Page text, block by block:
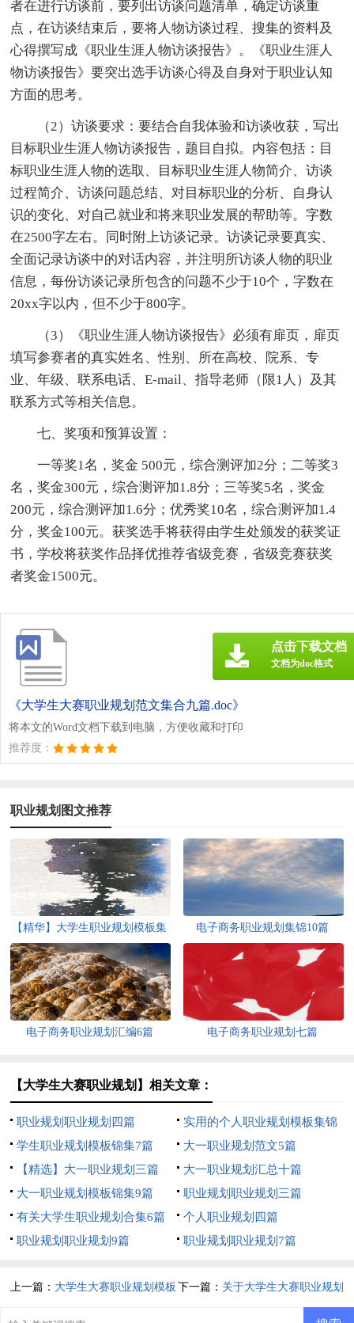
者在进行访谈前，要列出访谈问题清单，确定访谈重
点，在访谈结束后，要将人物访谈过程、搜集的资料及
心得撰写成《职业生涯人物访谈报告》。《职业生涯人
物访谈报告》要突出选手访谈心得及自身对于职业认知
方面的思考。
（2）访谈要求：要结合自我体验和访谈收获，写出
目标职业生涯人物访谈报告，题目自拟。内容包括：目
标职业生涯人物的选取、目标职业生涯人物简介、访谈
过程简介、访谈问题总结、对目标职业的分析、自身认
识的变化、对自己就业和将来职业发展的帮助等。字数
在2500字左右。同时附上访谈记录。访谈记录要真实、
全面记录访谈中的对话内容，并注明所访谈人物的职业
信息，每份访谈记录所包含的问题不少于10个，字数在
20xx字以内，但不少于800字。
（3）《职业生涯人物访谈报告》必须有扉页，扉页
填写参赛者的真实姓名、性别、所在高校、院系、专
业、年级、联系电话、E-mail、指导老师（限1人）及其
联系方式等相关信息。
七、奖项和预算设置：
一等奖1名，奖金 500元，综合测评加2分；二等奖3
名，奖金300元，综合测评加1.8分；三等奖5名，奖金
200元，综合测评加1.6分；优秀奖10名，综合测评加1.4
分，奖金100元。获奖选手将获得由学生处颁发的获奖证
书，学校将获奖作品择优推荐省级竞赛，省级竞赛获奖
者奖金1500元。
《大学生大赛职业规划范文集合九篇.doc》
将本文的Word文档下载到电脑，方便收藏和打印
推荐度：
点击下载文档
文档为doc格式
职业规划图文推荐
【精华】大学生职业规划模板集
锦6篇
电子商务职业规划集锦10篇
电子商务职业规划汇编6篇 电子商务职业规划七篇
【大学生大赛职业规划】相关文章：
职业规划职业规划四篇
实用的个人职业规划模板集锦
9篇
学生职业规划模板锦集7篇
大一职业规划范文5篇
【精选】大一职业规划三篇
大一职业规划汇总十篇
大一职业规划模板锦集9篇
职业规划职业规划三篇
有关大学生职业规划合集6篇
个人职业规划四篇
职业规划职业规划9篇
职业规划职业规划7篇
上一篇： 大学生大赛职业规划模板 下一篇： 关于大学生大赛职业规划